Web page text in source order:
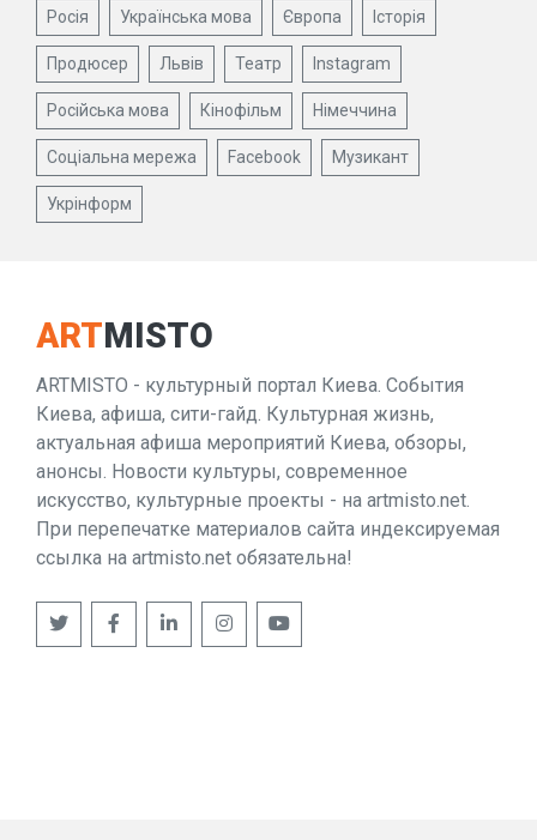
Росія Українська мова Європа Історія
Продюсер Львів Театр Instagram
Російська мова Кінофільм Німеччина
Соціальна мережа Facebook Музикант
Укрінформ
ARTMISTO
ARTMISTO - культурный портал Киева. События
Киева, афиша, сити-гайд. Культурная жизнь,
актуальная афиша мероприятий Киева, обзоры,
анонсы. Новости культуры, современное
искусство, культурные проекты - на artmisto.net.
При перепечатке материалов сайта индексируемая
ссылка на artmisto.net обязательна!